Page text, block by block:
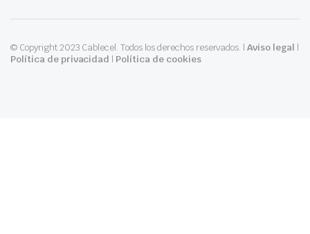
© Copyright 2023 Cablecel. Todos los derechos reservados. |Aviso legal |
Política de privacidad | Política de cookies